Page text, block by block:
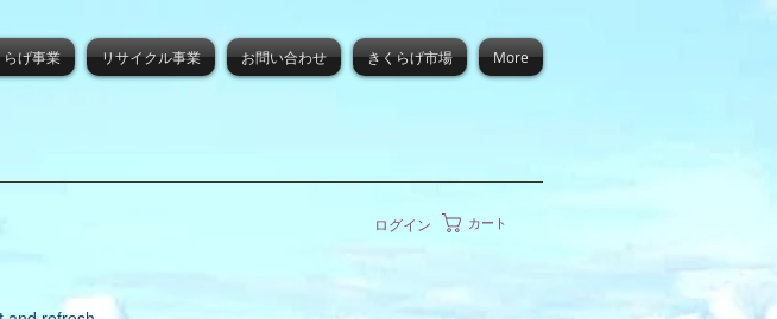
げ事業 リサイクル事業 お問い合わせ きくらげ市場 More
ログイン カート